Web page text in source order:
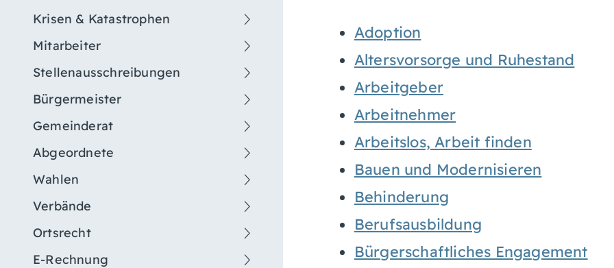
Krisen & Katastrophen
Mitarbeiter
Stellenausschreibungen
Bürgermeister
Gemeinderat
Abgeordnete
Wahlen
Verbände
Ortsrecht
E-Rechnung
Adoption
Altersvorsorge und Ruhestand
Arbeitgeber
Arbeitnehmer
Arbeitslos, Arbeit finden
Bauen und Modernisieren
Behinderung
Berufsausbildung
Bürgerschaftliches Engagement